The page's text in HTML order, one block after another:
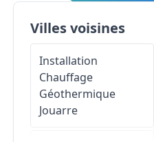
Villes voisines
Installation
Chauffage
Géothermique
Jouarre